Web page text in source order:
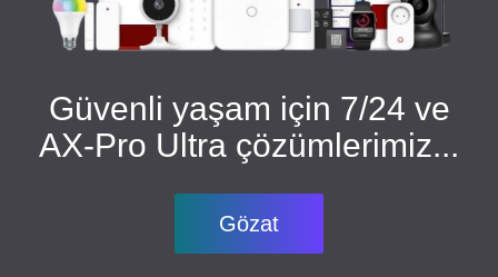
Güvenli yaşam için 7/24 ve
AX-Pro Ultra çözümlerimiz...
Gözat